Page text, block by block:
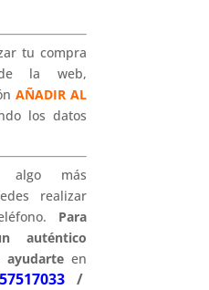
tu compra
la web,
AÑADIR AL
los datos
algo más
realizar
Para
auténtico
ayudarteen
/